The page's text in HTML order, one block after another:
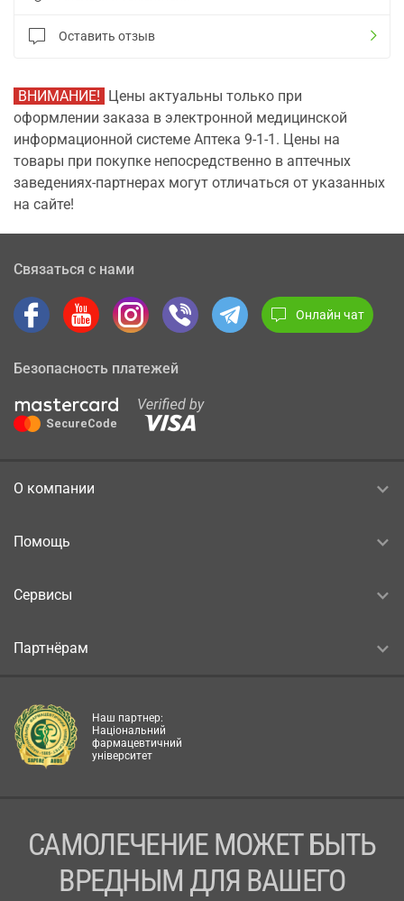
Оставить отзыв
ВНИМАНИЕ! Цены актуальны только при
оформлении заказа в электронной медицинской
информационной системе Аптека 9-1-1. Цены на
товары при покупке непосредственно в аптечных
заведениях-партнерах могут отличаться от указанных
на сайте!
Связаться с нами
Онлайн чат
Безопасность платежей
О компании
Помощь
Сервисы
Партнёрам
Наш партнер:
Національний
фармацевтичний
університет
САМОЛЕЧЕНИЕ МОЖЕТ БЫТЬ
ВРЕДНЫМ ДЛЯ ВАШЕГО